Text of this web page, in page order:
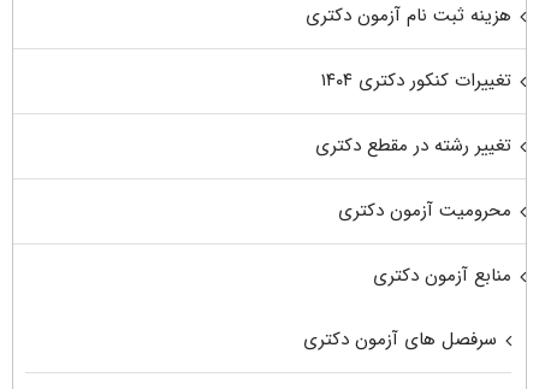
هزینه ثبت نام آزمون دکتری
تغییرات کنکور دکتری ۱۴۰۴
تغییر رشته در مقطع دکتری
محرومیت آزمون دکتری
منابع آزمون دکتری
سرفصل های آزمون دکتری